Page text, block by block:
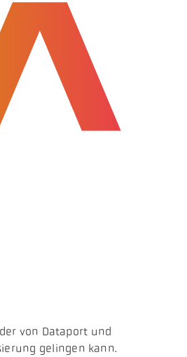
von Dataport und
gelingen kann.